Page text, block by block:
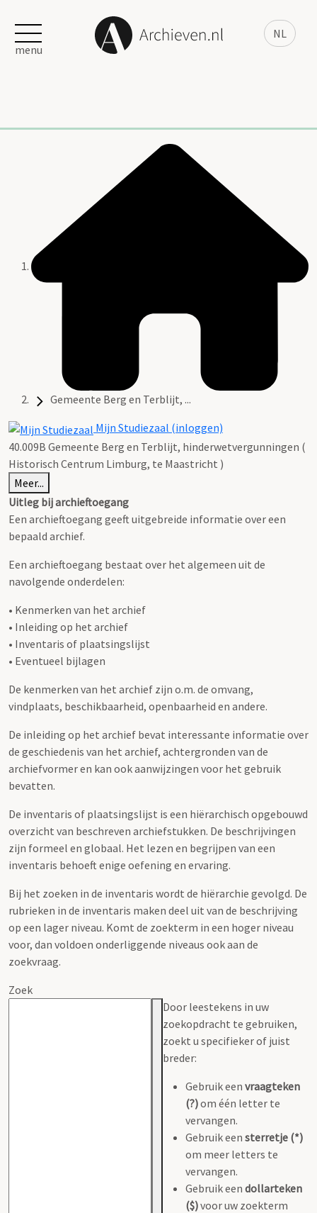
NL
menu
Gemeente Berg en Terblijt, ...
Mijn Studiezaal (inloggen)
40.009B Gemeente Berg en Terblijt, hinderwetvergunningen (
Historisch Centrum Limburg, te Maastricht )
Meer...
Uitleg bij archieftoegang
Een archieftoegang geeft uitgebreide informatie over een
bepaald archief.
Een archieftoegang bestaat over het algemeen uit de
navolgende onderdelen:
• Kenmerken van het archief
• Inleiding op het archief
• Inventaris of plaatsingslijst
• Eventueel bijlagen
De kenmerken van het archief zijn o.m. de omvang,
vindplaats, beschikbaarheid, openbaarheid en andere.
De inleiding op het archief bevat interessante informatie over
de geschiedenis van het archief, achtergronden van de
archiefvormer en kan ook aanwijzingen voor het gebruik
bevatten.
De inventaris of plaatsingslijst is een hiërarchisch opgebouwd
overzicht van beschreven archiefstukken. De beschrijvingen
zijn formeel en globaal. Het lezen en begrijpen van een
inventaris behoeft enige oefening en ervaring.
Bij het zoeken in de inventaris wordt de hiërarchie gevolgd. De
rubrieken in de inventaris maken deel uit van de beschrijving
op een lager niveau. Komt de zoekterm in een hoger niveau
voor, dan voldoen onderliggende niveaus ook aan de
zoekvraag.
Zoek
Door leestekens in uw
zoekopdracht te gebruiken,
zoekt u specifieker of juist
breder:
Gebruik een vraagteken
(?)om één letter te
vervangen.
Gebruik een sterretje (*)
om meer letters te
vervangen.
Gebruik een dollarteken
($)voor uw zoekterm